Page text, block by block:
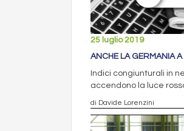
25 luglio 2019
ANCHE LA GERMANIA A
Indici congiunturali in
accendono la luce
di Davide Lorenzini